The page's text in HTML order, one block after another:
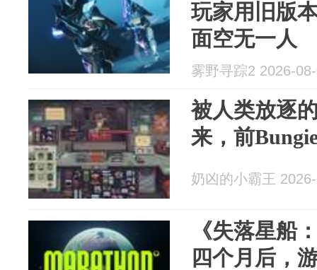
玩家用旧版
面空无一人
雾野寻踪2 2026-
被人类放逐
来，前
奶凶的小霸王
《失落星船
四个月后，